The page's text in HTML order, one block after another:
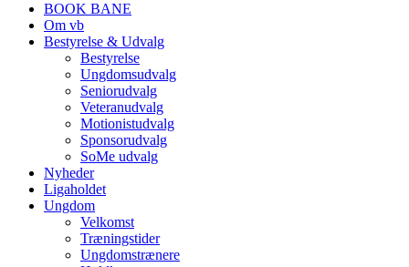
BOOK BANE
Om vb
Bestyrelse & Udvalg
Bestyrelse
Ungdomsudvalg
Seniorudvalg
Veteranudvalg
Motionistudvalg
Sponsorudvalg
SoMe udvalg
Nyheder
Ligaholdet
Ungdom
Velkomst
Træningstider
Ungdomstrænere